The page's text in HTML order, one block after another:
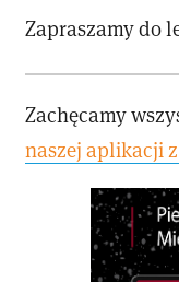
Zapraszamy do
Zachęcamy
naszej aplikacji